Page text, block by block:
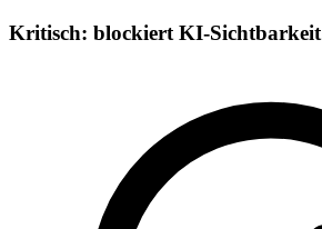
Kritisch: blockiert KI-Sichtbarkeit